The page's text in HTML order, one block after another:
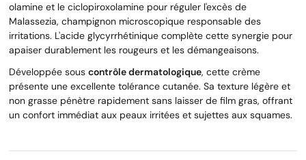
olamine et le ciclopiroxolamine pour réguler l'excès de
Malassezia, champignon microscopique responsable des
irritations. L'acide glycyrrhétinique complète cette synergie pour
apaiser durablement les rougeurs et les démangeaisons.
Développée sous contrôle dermatologique, cette crème
présente une excellente tolérance cutanée. Sa texture légère et
non grasse pénètre rapidement sans laisser de film gras, offrant
un confort immédiat aux peaux irritées et sujettes aux squames.